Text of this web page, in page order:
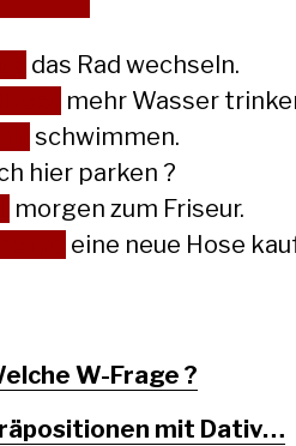
das Rad wechseln.
mehr Wasser
schwimmen.
hier parken ?
morgen zum Friseur.
eine neue Hose
W-Frage ?
mit Dativ…